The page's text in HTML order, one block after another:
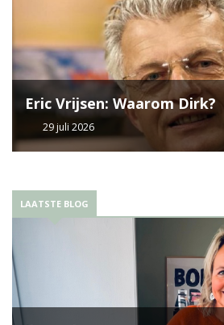
Eric Vrijsen: Waarom Dirk?
29 juli 2026
LAATSTE BLOG